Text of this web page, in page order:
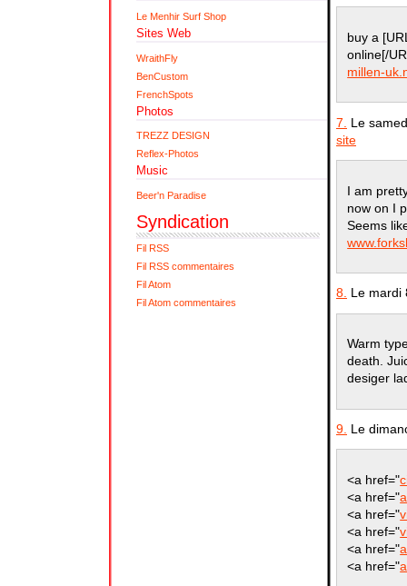
buy a
online[/
millen-
7.
Le
site
I am
now on I
Seems
8. Le mardi
Warm
death.
desiger
9. Le
<a href="
<a href="
<a href="
<a href="
<a href="
<a href="
Le Menhir Surf Shop
Sites Web
WraithFly
BenCustom
FrenchSpots
Photos
TREZZ DESIGN
Reflex-Photos
Music
Beer'n Paradise
Syndication
Fil RSS
Fil RSS commentaires
Fil Atom
Fil Atom commentaires